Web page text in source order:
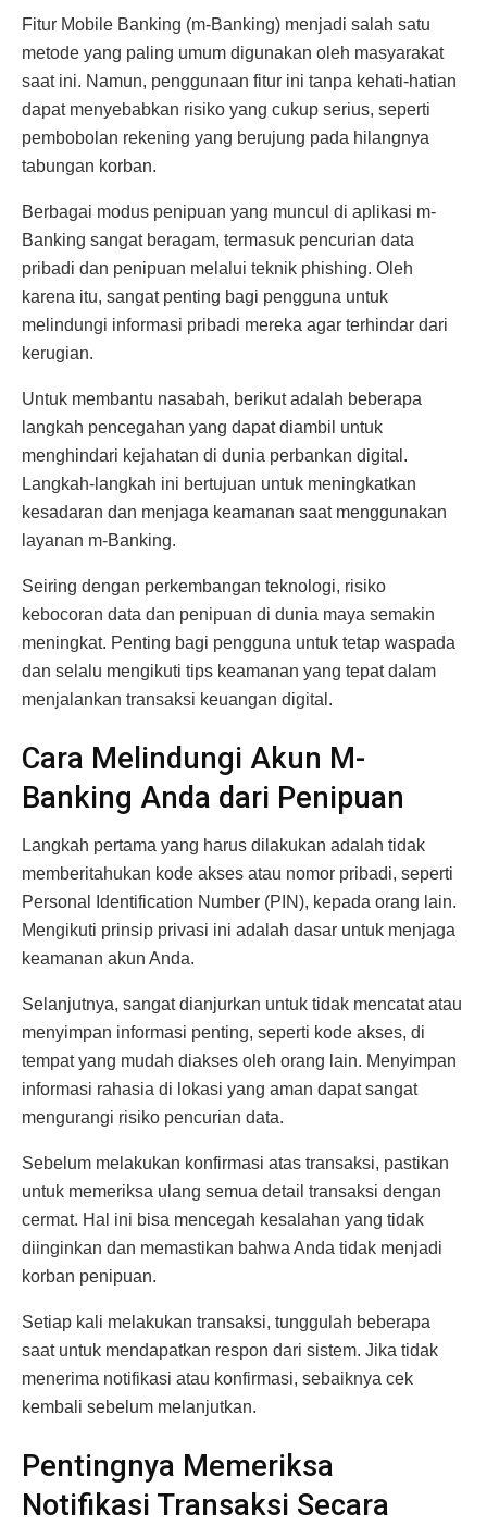
Fitur Mobile Banking (m-Banking) menjadi salah satu
metode yang paling umum digunakan oleh masyarakat
saat ini. Namun, penggunaan fitur ini tanpa kehati-hatian
dapat menyebabkan risiko yang cukup serius, seperti
pembobolan rekening yang berujung pada hilangnya
tabungan korban.
Berbagai modus penipuan yang muncul di aplikasi m-
Banking sangat beragam, termasuk pencurian data
pribadi dan penipuan melalui teknik phishing. Oleh
karena itu, sangat penting bagi pengguna untuk
melindungi informasi pribadi mereka agar terhindar dari
kerugian.
Untuk membantu nasabah, berikut adalah beberapa
langkah pencegahan yang dapat diambil untuk
menghindari kejahatan di dunia perbankan digital.
Langkah-langkah ini bertujuan untuk meningkatkan
kesadaran dan menjaga keamanan saat menggunakan
layanan m-Banking.
Seiring dengan perkembangan teknologi, risiko
kebocoran data dan penipuan di dunia maya semakin
meningkat. Penting bagi pengguna untuk tetap waspada
dan selalu mengikuti tips keamanan yang tepat dalam
menjalankan transaksi keuangan digital.
Cara Melindungi Akun M-
Banking Anda dari Penipuan
Langkah pertama yang harus dilakukan adalah tidak
memberitahukan kode akses atau nomor pribadi, seperti
Personal Identification Number (PIN), kepada orang lain.
Mengikuti prinsip privasi ini adalah dasar untuk menjaga
keamanan akun Anda.
Selanjutnya, sangat dianjurkan untuk tidak mencatat atau
menyimpan informasi penting, seperti kode akses, di
tempat yang mudah diakses oleh orang lain. Menyimpan
informasi rahasia di lokasi yang aman dapat sangat
mengurangi risiko pencurian data.
Sebelum melakukan konfirmasi atas transaksi, pastikan
untuk memeriksa ulang semua detail transaksi dengan
cermat. Hal ini bisa mencegah kesalahan yang tidak
diinginkan dan memastikan bahwa Anda tidak menjadi
korban penipuan.
Setiap kali melakukan transaksi, tunggulah beberapa
saat untuk mendapatkan respon dari sistem. Jika tidak
menerima notifikasi atau konfirmasi, sebaiknya cek
kembali sebelum melanjutkan.
Pentingnya Memeriksa
Notifikasi Transaksi Secara